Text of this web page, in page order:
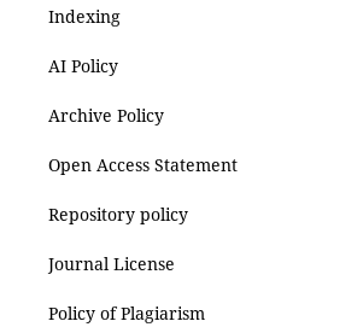
Indexing
AI Policy
Archive Policy
Open Access Statement
Repository policy
Journal License
Policy of Plagiarism